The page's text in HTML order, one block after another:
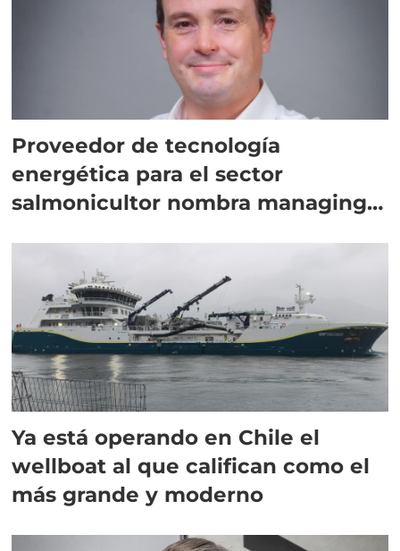
Proveedor de tecnología
energética para el sector
salmonicultor nombra managing
Ya está operando en Chile el
wellboat al que califican como el
más grande y moderno